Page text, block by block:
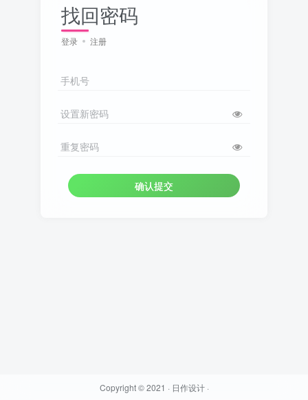
找回密码
登录 注册
手机号
设置新密码
重复密码
确认提交
Copyright © 2021 · 日作设计·